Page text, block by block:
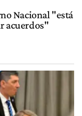
Nacional "está
acuerdos"